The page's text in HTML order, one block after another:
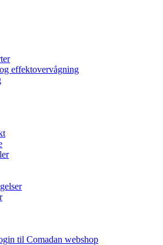
effektovervågning
til Comadan webshop